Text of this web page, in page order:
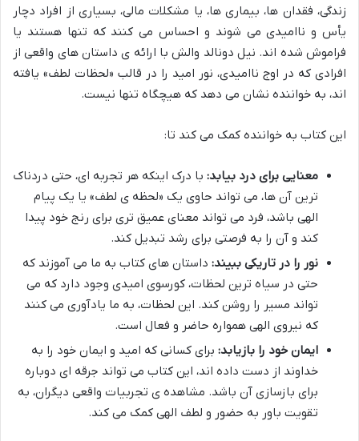
زندگی، فقدان ها، بیماری ها، یا مشکلات مالی، بسیاری از افراد دچار
یأس و ناامیدی می شوند و احساس می کنند که تنها هستند یا
فراموش شده اند. نیل دونالد والش با ارائه ی داستان های واقعی از
افرادی که در اوج ناامیدی، نور امید را در قالب «لحظات لطف» یافته
اند، به خواننده نشان می دهد که هیچگاه تنها نیست.
این کتاب به خواننده کمک می کند تا:
معنایی برای درد بیابد: با درک اینکه هر تجربه ای، حتی دردناک
ترین آن ها، می تواند حاوی یک «لحظه ی لطف» یا یک پیام
الهی باشد، فرد می تواند معنای عمیق تری برای رنج خود پیدا
کند و آن را به فرصتی برای رشد تبدیل کند.
نور را در تاریکی ببیند: داستان های کتاب به ما می آموزند که
حتی در سیاه ترین لحظات، کورسوی امیدی وجود دارد که می
تواند مسیر را روشن کند. این لحظات، به ما یادآوری می کنند
که نیروی الهی همواره حاضر و فعال است.
ایمان خود را بازیابد: برای کسانی که امید و ایمان خود را به
خداوند از دست داده اند، این کتاب می تواند جرقه ای دوباره
برای بازسازی آن باشد. مشاهده ی تجربیات واقعی دیگران، به
تقویت باور به حضور و لطف الهی کمک می کند.